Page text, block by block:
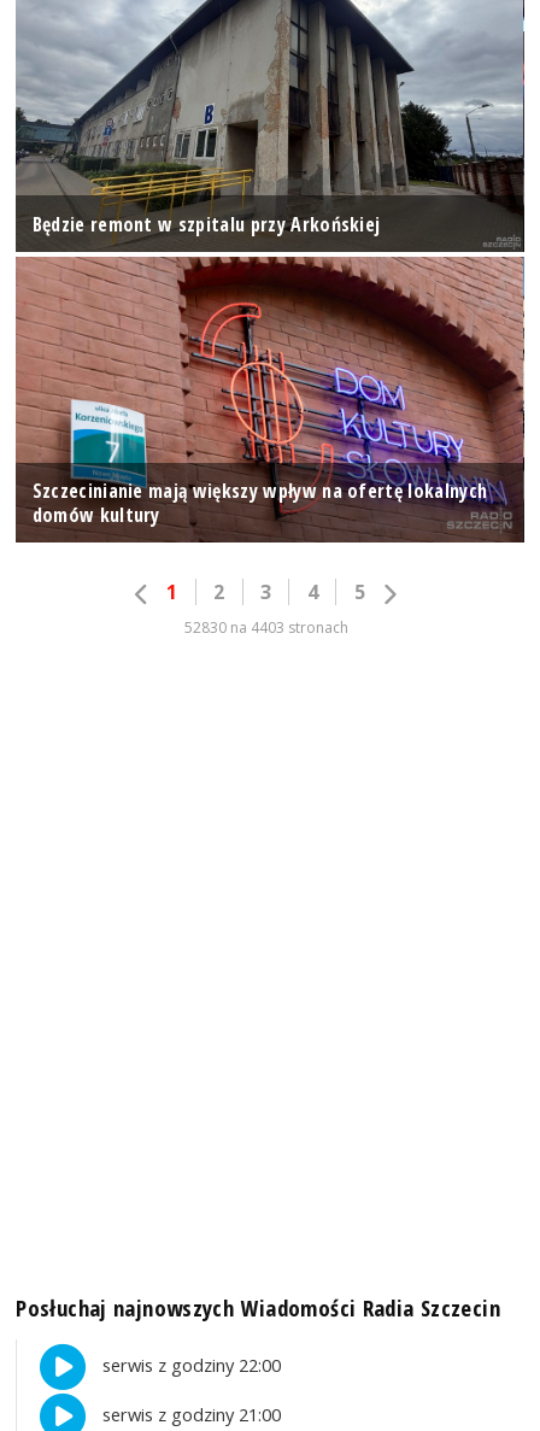
Będzie remont w szpitalu przy Arkońskiej
Szczecinianie mają większy wpływ na ofertę lokalnych
domów kultury
1 2 3 4 5
52830 na 4403 stronach
Posłuchaj najnowszych Wiadomości Radia Szczecin
serwis z godziny 22:00
serwis z godziny 21:00